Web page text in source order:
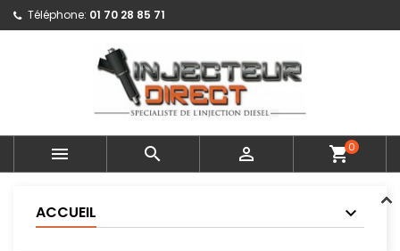
Téléphone: 01 70 28 85 71
   shopping_cart0
ACCUEIL